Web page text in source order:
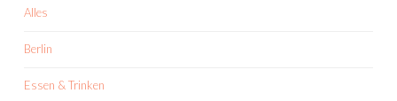
Alles
Berlin
Essen & Trinken